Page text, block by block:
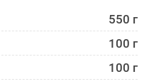
550 г
100 г
100 г